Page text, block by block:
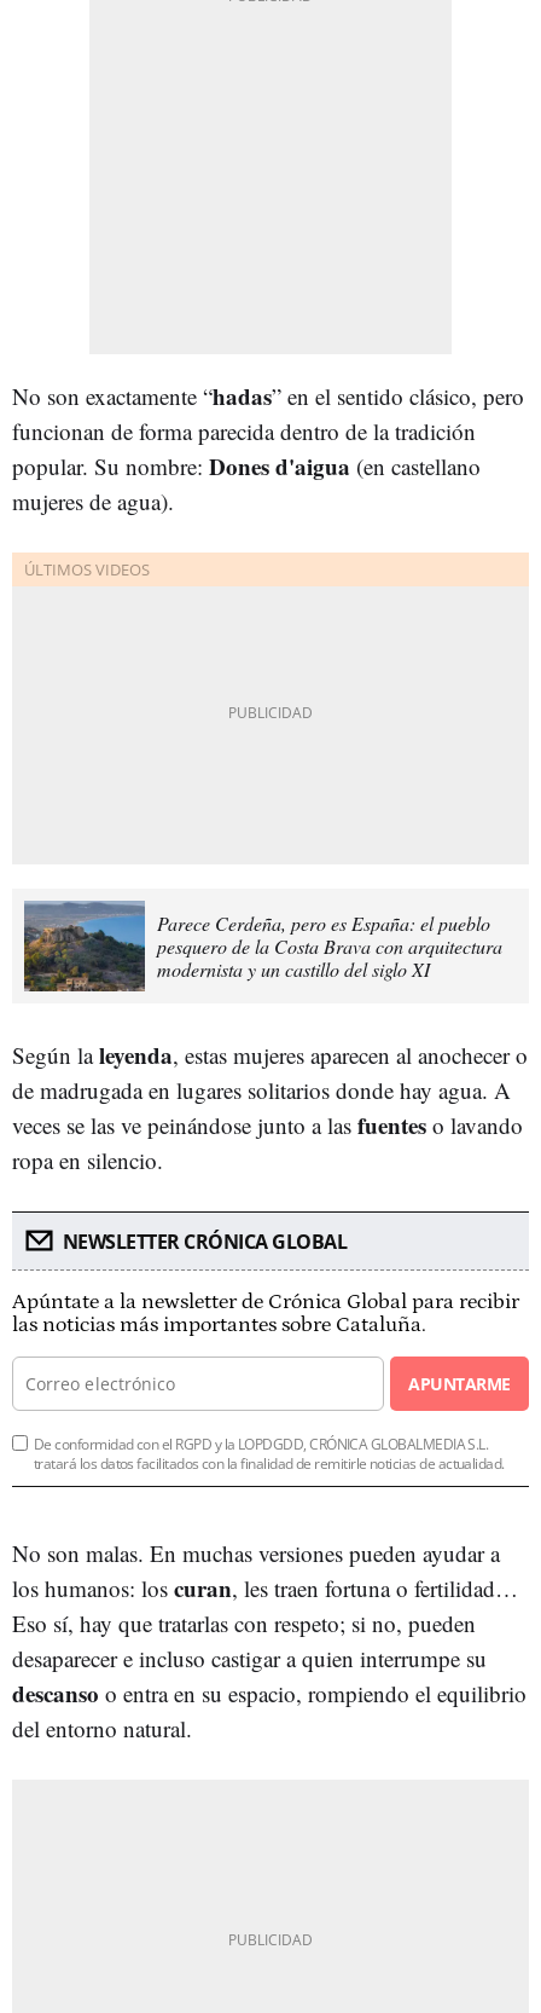
No son exactamente “hadas” en el sentido clásico, pero
funcionan de forma parecida dentro de la tradición
popular. Su nombre: Dones d'aigua (en castellano
mujeres de agua).
Parece Cerdeña, pero es España: el pueblo
pesquero de la Costa Brava con arquitectura
modernista y un castillo del siglo XI
Según laleyenda, estas mujeres aparecen al anochecer o
de madrugada en lugares solitarios donde hay agua. A
veces se las ve peinándose junto a las fuentes o lavando
ropa en silencio.
NEWSLETTER CRÓNICA GLOBAL
Apúntate a la newsletter de Crónica Global para recibir
las noticias más importantes sobre Cataluña.
APUNTARME
De conformidad con el RGPD y la LOPDGDD, CRÓNICA GLOBALMEDIA S.L.
tratará los datos facilitados con la finalidad de remitirle noticias de actualidad.
No son malas. En muchas versiones pueden ayudar a
los humanos: los curan, les traen fortuna o fertilidad…
Eso sí, hay que tratarlas con respeto; si no, pueden
desaparecer e incluso castigar a quien interrumpe su
descanso o entra en su espacio, rompiendo el equilibrio
del entorno natural.